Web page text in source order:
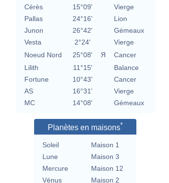
Cérès
15°09'
Vierge
Pallas
24°16'
Lion
Junon
26°42'
Gémeaux
Vesta
2°24'
Vierge
Noeud Nord
25°08' Я
Cancer
Lilith
11°15'
Balance
Fortune
10°43'
Cancer
AS
16°31'
Vierge
MC
14°08' Gémeaux
Planètes en maisons*
Soleil
Maison 1
Lune
Maison 3
Mercure
Maison 12
Vénus
Maison 2